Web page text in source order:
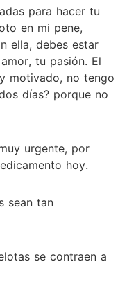
para hacer tu
en mi pene,
ella, debes estar
tu pasión. El
motivado, no tengo
días? porque no
urgente, por
hoy.
sean tan
se contraen a